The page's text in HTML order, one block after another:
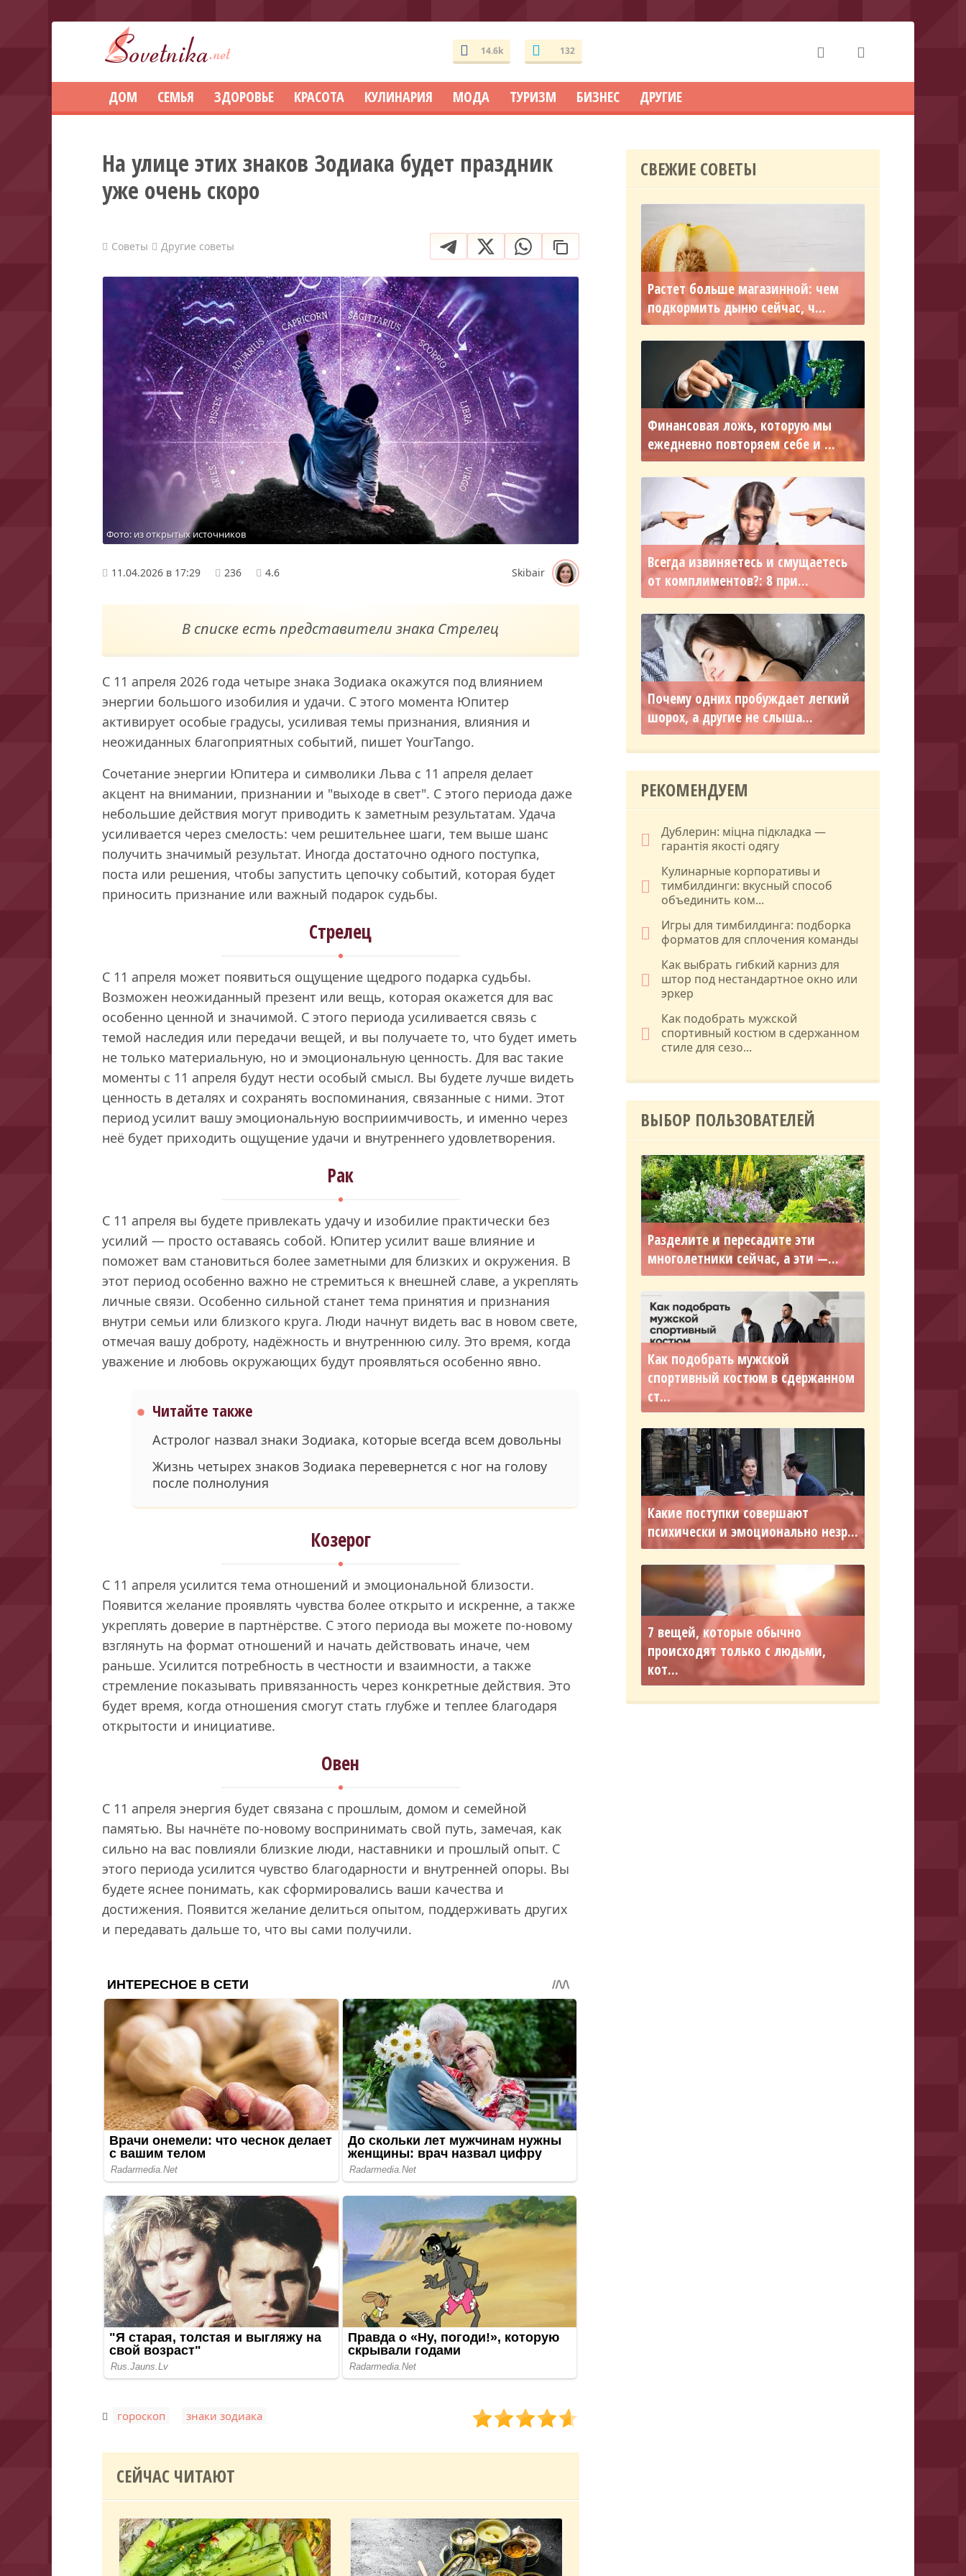
14.6k 132
ДОМ СЕМЬЯ ЗДОРОВЬЕ КРАСОТА КУЛИНАРИЯ МОДА ТУРИЗМ БИЗНЕС ДРУГИЕ
На улице этих знаков Зодиака будет праздник
уже очень скоро
Советы Другие советы
Фото: из открытых источников
11.04.2026 в 17:29 236 4.6 Skibair
В списке есть представители знака Стрелец
С 11 апреля 2026 года четыре знака Зодиака окажутся под влиянием
энергии большого изобилия и удачи. С этого момента Юпитер
активирует особые градусы, усиливая темы признания, влияния и
неожиданных благоприятных событий, пишет YourTango.
Сочетание энергии Юпитера и символики Льва с 11 апреля делает
акцент на внимании, признании и "выходе в свет". С этого периода даже
небольшие действия могут приводить к заметным результатам. Удача
усиливается через смелость: чем решительнее шаги, тем выше шанс
получить значимый результат. Иногда достаточно одного поступка,
поста или решения, чтобы запустить цепочку событий, которая будет
приносить признание или важный подарок судьбы.
Стрелец
С 11 апреля может появиться ощущение щедрого подарка судьбы.
Возможен неожиданный презент или вещь, которая окажется для вас
особенно ценной и значимой. С этого периода усиливается связь с
темой наследия или передачи вещей, и вы получаете то, что будет иметь
не только материальную, но и эмоциональную ценность. Для вас такие
моменты с 11 апреля будут нести особый смысл. Вы будете лучше видеть
ценность в деталях и сохранять воспоминания, связанные с ними. Этот
период усилит вашу эмоциональную восприимчивость, и именно через
неё будет приходить ощущение удачи и внутреннего удовлетворения.
Рак
С 11 апреля вы будете привлекать удачу и изобилие практически без
усилий — просто оставаясь собой. Юпитер усилит ваше влияние и
поможет вам становиться более заметными для близких и окружения. В
этот период особенно важно не стремиться к внешней славе, а укреплять
личные связи. Особенно сильной станет тема принятия и признания
внутри семьи или близкого круга. Люди начнут видеть вас в новом свете,
отмечая вашу доброту, надёжность и внутреннюю силу. Это время, когда
уважение и любовь окружающих будут проявляться особенно явно.
Читайте также
Астролог назвал знаки Зодиака, которые всегда всем довольны
Жизнь четырех знаков Зодиака перевернется с ног на голову
после полнолуния
Козерог
С 11 апреля усилится тема отношений и эмоциональной близости.
Появится желание проявлять чувства более открыто и искренне, а также
укреплять доверие в партнёрстве. С этого периода вы можете по-новому
взглянуть на формат отношений и начать действовать иначе, чем
раньше. Усилится потребность в честности и взаимности, а также
стремление показывать привязанность через конкретные действия. Это
будет время, когда отношения смогут стать глубже и теплее благодаря
открытости и инициативе.
Овен
С 11 апреля энергия будет связана с прошлым, домом и семейной
памятью. Вы начнёте по-новому воспринимать свой путь, замечая, как
сильно на вас повлияли близкие люди, наставники и прошлый опыт. С
этого периода усилится чувство благодарности и внутренней опоры. Вы
будете яснее понимать, как сформировались ваши качества и
достижения. Появится желание делиться опытом, поддерживать других
и передавать дальше то, что вы сами получили.
гороскоп знаки зодиака
СЕЙЧАС ЧИТАЮТ
СВЕЖИЕ СОВЕТЫ
Растет больше магазинной: чем
подкормить дыню сейчас, ч...
Финансовая ложь, которую мы
ежедневно повторяем себе и ...
Всегда извиняетесь и смущаетесь
от комплиментов?: 8 при...
Почему одних пробуждает легкий
шорох, а другие не слыша...
РЕКОМЕНДУЕМ
Дублерин: міцна підкладка —
гарантія якості одягу
Кулинарные корпоративы и
тимбилдинги: вкусный способ
объединить ком...
Игры для тимбилдинга: подборка
форматов для сплочения команды
Как выбрать гибкий карниз для
штор под нестандартное окно или
эркер
Как подобрать мужской
спортивный костюм в сдержанном
стиле для сезо...
ВЫБОР ПОЛЬЗОВАТЕЛЕЙ
Разделите и пересадите эти
многолетники сейчас, а эти —...
Как подобрать мужской
спортивный костюм в сдержанном
ст...
Какие поступки совершают
психически и эмоционально незр...
7 вещей, которые обычно
происходят только с людьми,
кот...